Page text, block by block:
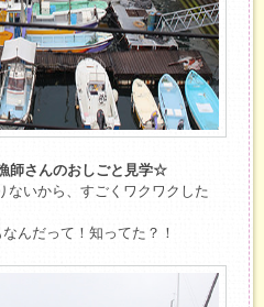
師さんのおしごと見学☆
ないから、すごくワクワクした
んだって！知ってた？！